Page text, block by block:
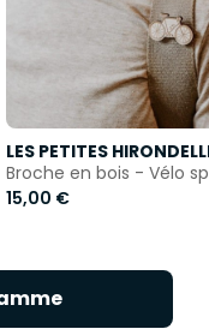
LES PETITES
Broche en bois - Vélo
15,00 €